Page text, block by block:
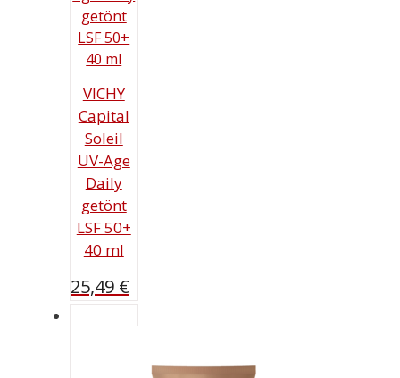
VICHY
Capital
Soleil
UV-Age
Daily
getönt
LSF 50+
40 ml
25,49 €